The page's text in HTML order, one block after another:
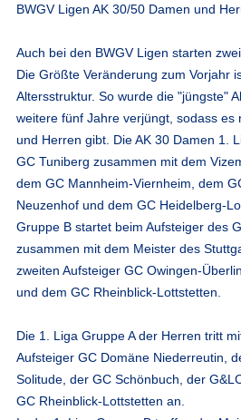
BWGV Ligen AK 30/50 Damen und
Auch bei den BWGV Ligen starten
Die Größte Veränderung zum Vorjahr
Altersstruktur. So wurde die "jüngste"
weitere fünf Jahre verjüngt, sodass es
und Herren gibt. Die AK 30 Damen 1.
GC Tuniberg zusammen mit dem
dem GC Mannheim-Viernheim, dem
Neuzenhof und dem GC Heidelberg-
Gruppe B startet beim Aufsteiger des
zusammen mit dem Meister des
zweiten Aufsteiger GC Owingen-
und dem GC Rheinblick-Lottstetten.
Die 1. Liga Gruppe A der Herren tritt
Aufsteiger GC Domäne Niederreutin,
Solitude, der GC Schönbuch, der
GC Rheinblick-Lottstetten an.